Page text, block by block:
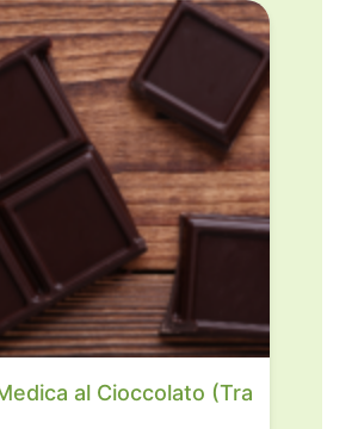
al Cioccolato (Tra